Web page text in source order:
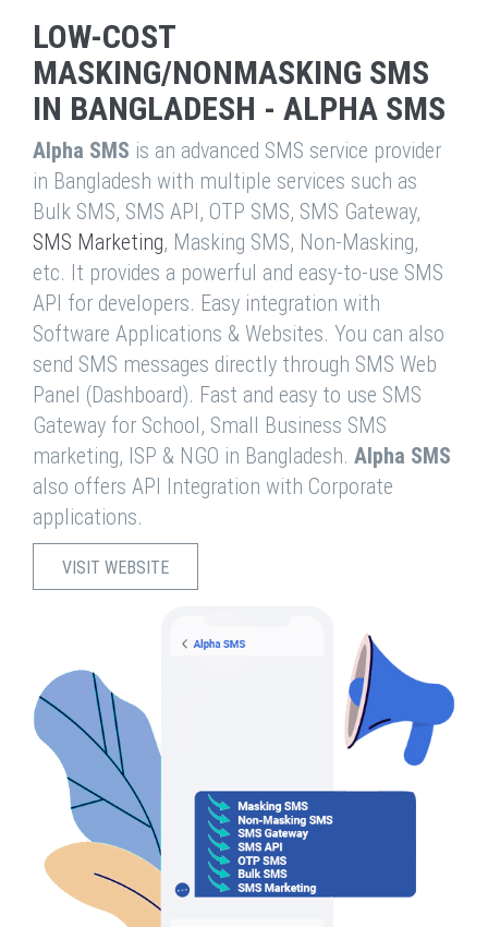
LOW-COST
MASKING/NONMASKING SMS
IN BANGLADESH - ALPHA SMS
Alpha SMS is an advanced SMS service provider
in Bangladesh with multiple services such as
Bulk SMS, SMS API, OTP SMS, SMS Gateway,
SMS Marketing, Masking SMS, Non-Masking,
etc. It provides a powerful and easy-to-use SMS
API for developers. Easy integration with
Software Applications & Websites. You can also
send SMS messages directly through SMS Web
Panel (Dashboard). Fast and easy to use SMS
Gateway for School, Small Business SMS
marketing, ISP & NGO in Bangladesh. Alpha SMS
also offers API Integration with Corporate
applications.
VISIT WEBSITE